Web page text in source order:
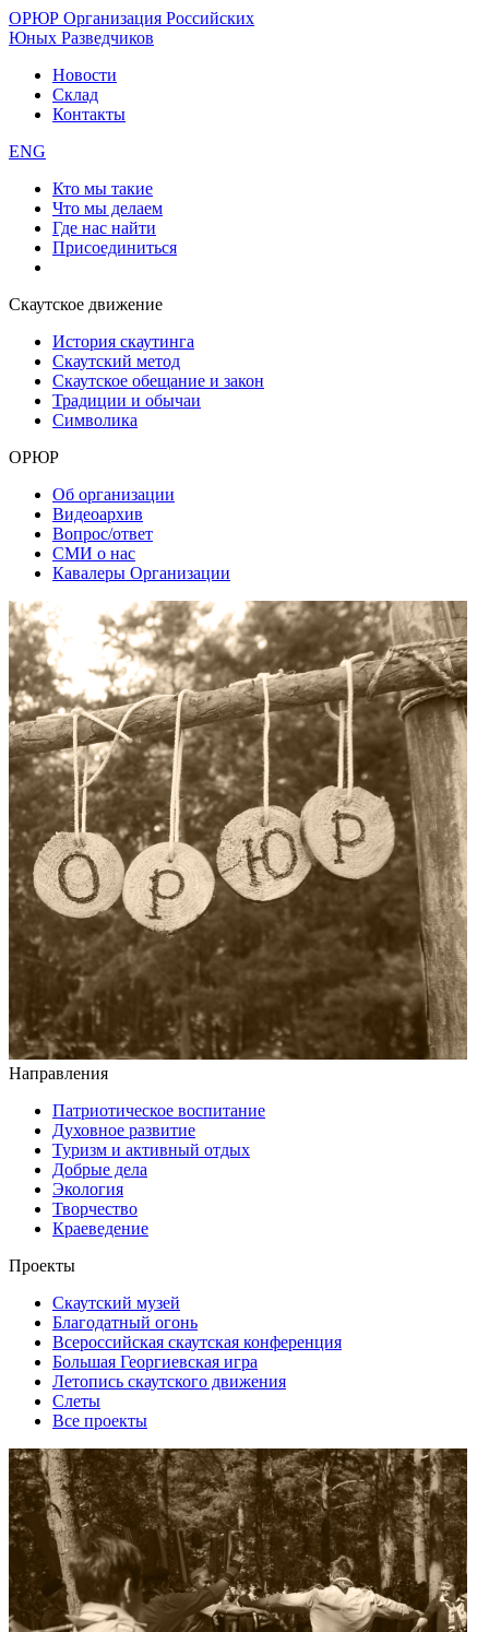
ОРЮР Организация Российских
Юных Разведчиков
Новости
Склад
Контакты
ENG
Кто мы такие
Что мы делаем
Где нас найти
Присоединиться
Скаутское движение
История скаутинга
Скаутский метод
Скаутское обещание и закон
Традиции и обычаи
Символика
ОРЮР
Об организации
Видеоархив
Вопрос/ответ
СМИ о нас
Кавалеры Организации
Направления
Патриотическое воспитание
Духовное развитие
Туризм и активный отдых
Добрые дела
Экология
Творчество
Краеведение
Проекты
Скаутский музей
Благодатный огонь
Всероссийская скаутская конференция
Большая Георгиевская игра
Летопись скаутского движения
Слеты
Все проекты